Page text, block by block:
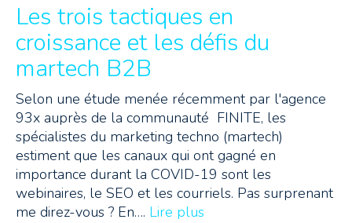
Les trois tactiques en
croissance et les défis du
martech B2B
Selon une étude menée récemment par l'agence
93x auprès de la communauté FINITE, les
spécialistes du marketing techno (martech)
estiment que les canaux qui ont gagné en
importance durant la COVID-19 sont les
webinaires, le SEO et les courriels. Pas surprenant
me direz-vous ? En…. Lire plus